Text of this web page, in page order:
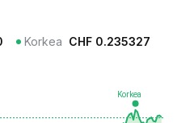
Korkea CHF 0.235327